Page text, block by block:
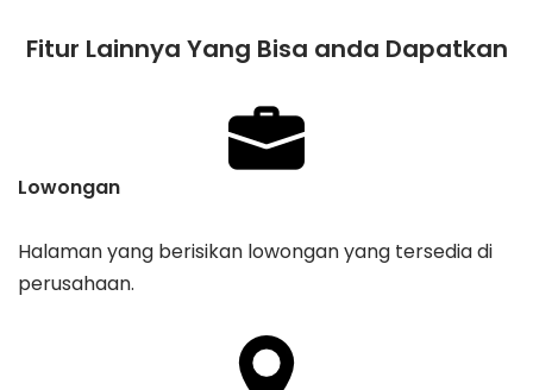
Fitur Lainnya Yang Bisa anda Dapatkan
Lowongan
Halaman yang berisikan lowongan yang tersedia di
perusahaan.